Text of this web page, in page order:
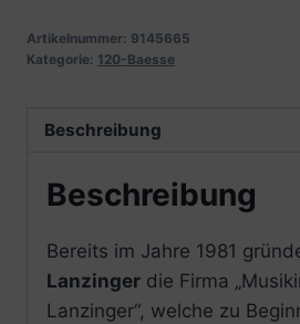
Artikelnummer: 9145665
Kategorie: 120-Baesse
Beschreibung
Beschreibung
Bereits im Jahre 1981
Lanzinger die Firma
Lanzinger“, welche zu